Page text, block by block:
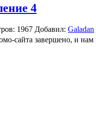
4
1967 Добавил: Galadan
сайта завершено, и нам